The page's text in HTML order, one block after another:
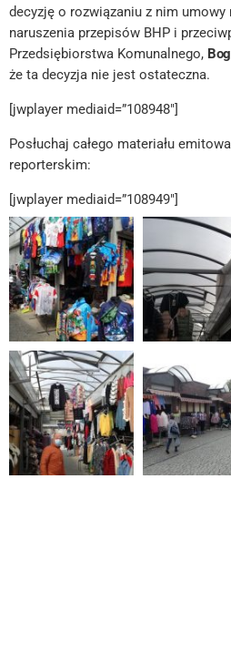
decyzję o rozwiązaniu z nim
naruszenia przepisów BHP i
Przedsiębiorstwa Komunalnego,
że ta decyzja nie jest ostateczna.
[jwplayer mediaid=”108948″]
Posłuchaj całego materiału
reporterskim:
[jwplayer mediaid=”108949″]